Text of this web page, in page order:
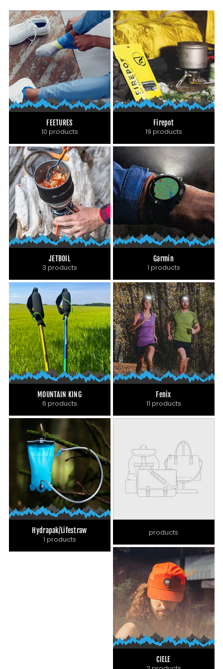
FEETURES
10 products
Firepot
19 products
JETBOIL
3 products
Garmin
1 products
MOUNTAIN KING
6 products
Fenix
11 products
Hydrapak/Lifestraw
1 products
products
CIELE